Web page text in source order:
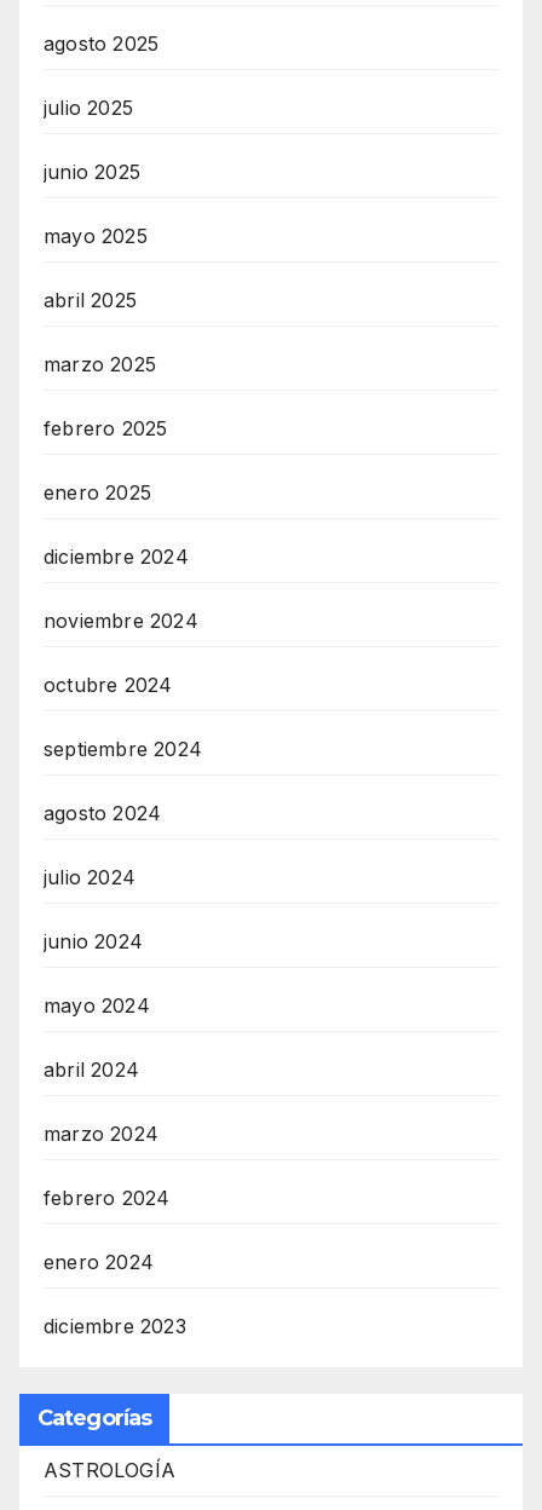
agosto 2025
julio 2025
junio 2025
mayo 2025
abril 2025
marzo 2025
febrero 2025
enero 2025
diciembre 2024
noviembre 2024
octubre 2024
septiembre 2024
agosto 2024
julio 2024
junio 2024
mayo 2024
abril 2024
marzo 2024
febrero 2024
enero 2024
diciembre 2023
Categorías
ASTROLOGÍA